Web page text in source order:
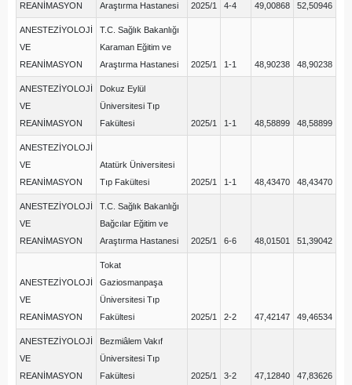
REANİMASYON
Araştırma Hastanesi
2025/1 4-4 49,00868 52,50946
ANESTEZİYOLOJİ
VE
REANİMASYON
T.C. Sağlık Bakanlığı
Karaman Eğitim ve
Araştırma Hastanesi
2025/1 1-1 48,90238 48,90238
ANESTEZİYOLOJİ
VE
REANİMASYON
Dokuz Eylül
Üniversitesi Tıp
Fakültesi
2025/1 1-1 48,58899 48,58899
ANESTEZİYOLOJİ
VE
REANİMASYON
Atatürk Üniversitesi
Tıp Fakültesi
2025/1 1-1 48,43470 48,43470
ANESTEZİYOLOJİ
VE
REANİMASYON
T.C. Sağlık Bakanlığı
Bağcılar Eğitim ve
Araştırma Hastanesi
2025/1 6-6 48,01501 51,39042
ANESTEZİYOLOJİ
VE
REANİMASYON
Tokat
Gaziosmanpaşa
Üniversitesi Tıp
Fakültesi
2025/1 2-2 47,42147 49,46534
ANESTEZİYOLOJİ
VE
REANİMASYON
Bezmiâlem Vakıf
Üniversitesi Tıp
Fakültesi
2025/1 3-2 47,12840 47,83626